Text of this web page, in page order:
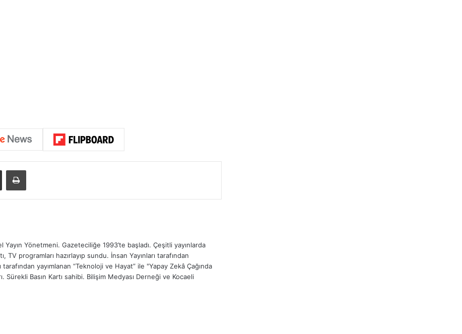
Yönetmeni. Gazeteciliğe 1993’te başladı. Çeşitli yayınlarda
programları hazırlayıp sundu. İnsan Yayınları tarafından
tarafından yayımlanan “Teknoloji ve Hayat” ile "Yapay Zekâ Çağında
Sürekli Basın Kartı sahibi. Bilişim Medyası Derneği ve Kocaeli